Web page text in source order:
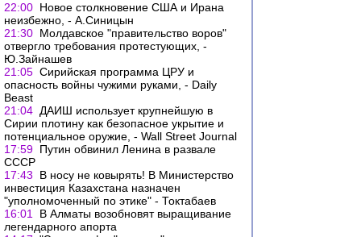
22:00 Новое столкновение США и Ирана
неизбежно, - А.Синицын
21:30 Молдавское "правительство воров"
отвергло требования протестующих, -
Ю.Зайнашев
21:05 Сирийская программа ЦРУ и
опасность войны чужими руками, - Daily
Beast
21:04 ДАИШ использует крупнейшую в
Сирии плотину как безопасное укрытие и
потенциальное оружие, - Wall Street Journal
17:59 Путин обвинил Ленина в развале
СССР
17:43
В носу не ковырять! В Министерство
инвестиция Казахстана назначен
"уполномоченный по этике" - Токтабаев
16:01
В Алматы возобновят выращивание
легендарного апорта